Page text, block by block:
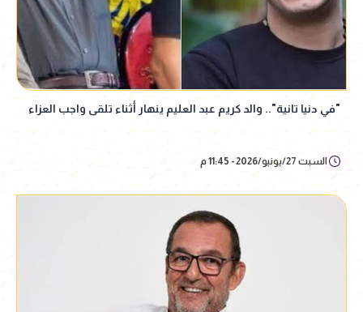
"في دنيا تانية".. والد كريم عبد العليم ينهار أثناء تلقى واجب العزاء
السبت 27/يونيو/2026 - 11:45 م